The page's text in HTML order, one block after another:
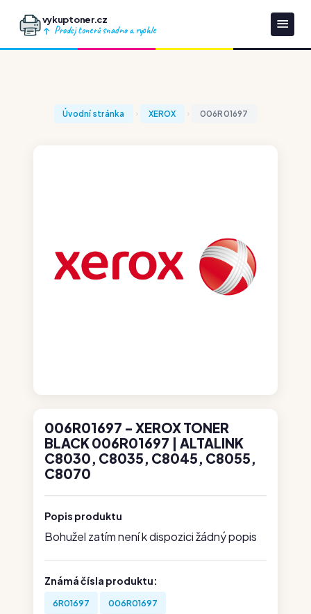
vykuptoner.cz
Prodej tonerů snadno a rychle
Úvodní stránka XEROX 006R01697
006R01697 - XEROX TONER
BLACK 006R01697 | ALTALINK
C8030, C8035, C8045, C8055,
C8070
Popis produktu
Bohužel zatím není k dispozici žádný popis
Známá čísla produktu:
6R01697 006R01697